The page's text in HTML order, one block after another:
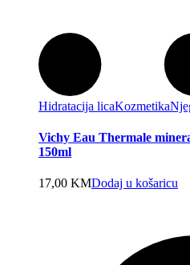
Hidratacija licaKozmetika
Vichy Eau Thermale
150ml
17,00 KMDodaj u košaricu